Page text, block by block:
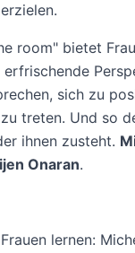
room" bietet
sich zu
treten. Und so
ihnen zusteht.
Onaran.
lernen: